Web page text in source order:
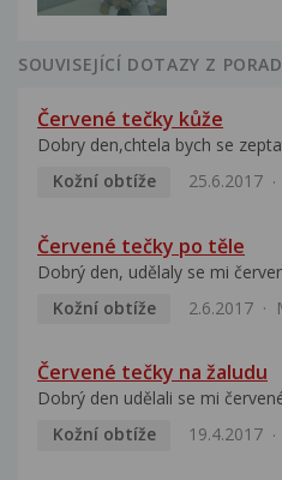
SOUVISEJÍCÍ DOTAZY Z
Červené tečky kůže
Dobry den,chtela bych se
Kožní obtíže
25.6.2017
Červené tečky po těle
Dobrý den, udělaly se mi
Kožní obtíže
2.6.2017
Červené tečky na žaludu
Dobrý den udělali se mi
Kožní obtíže
19.4.2017